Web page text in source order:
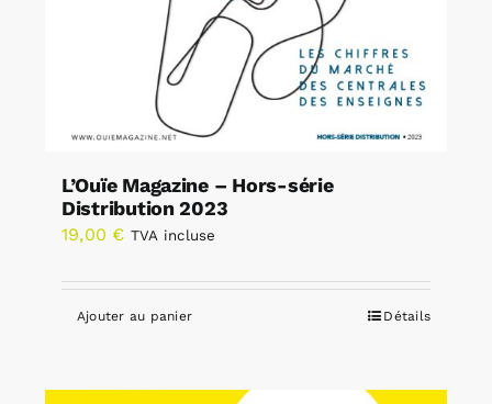
L’Ouïe Magazine – Hors-série
Distribution 2023
19,00 € TVA incluse
Ajouter au panier Détails